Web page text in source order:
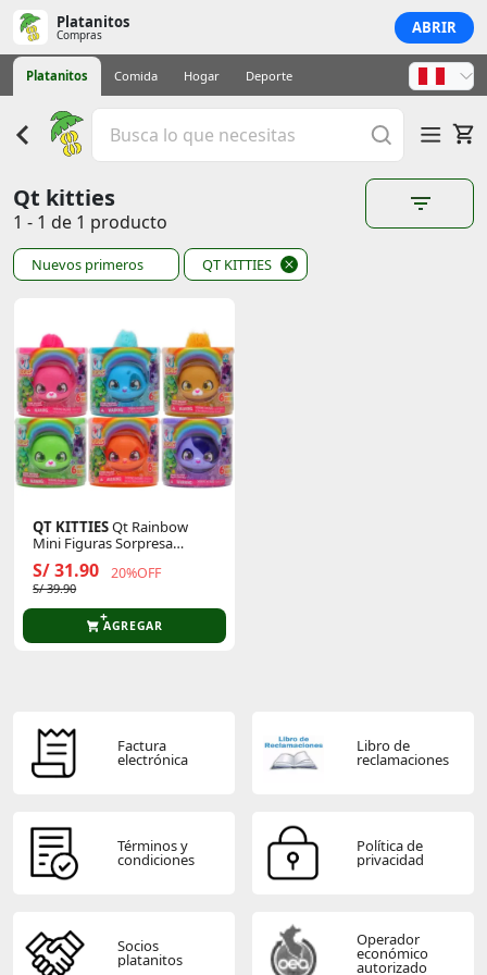
Platanitos
Compras ABRIR
Platanitos Comida Hogar Deporte
Qt kitties
1 - 1 de 1 producto
Nuevos primeros QT KITTIES
QT KITTIESQt Rainbow
Mini Figuras Sorpresa
(Display 12 Unidades)
S/ 31.90 20%OFF
S/ 39.90
AGREGAR
Factura
electrónica
Libro de
reclamaciones
Términos y
condiciones
Política de
privacidad
Socios
platanitos
Operador
económico
autorizado